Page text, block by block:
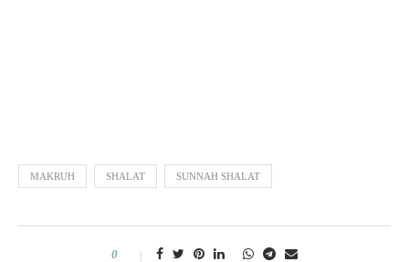
MAKRUH SHALAT SUNNAH SHALAT
0